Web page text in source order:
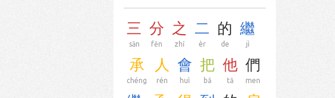
三
sān
分
fēn
之
zhī
二
èr
的
de
繼
jì
承
chéng
人
rén
會
huì
把
bǎ
他
tā
們
men